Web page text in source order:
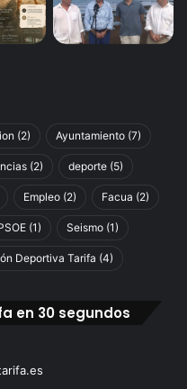
(2) Ayuntamiento (7)
(2) deporte (5)
Empleo (2) Facua (2)
(1) Seismo (1)
Deportiva Tarifa (4)
en 30 segundos